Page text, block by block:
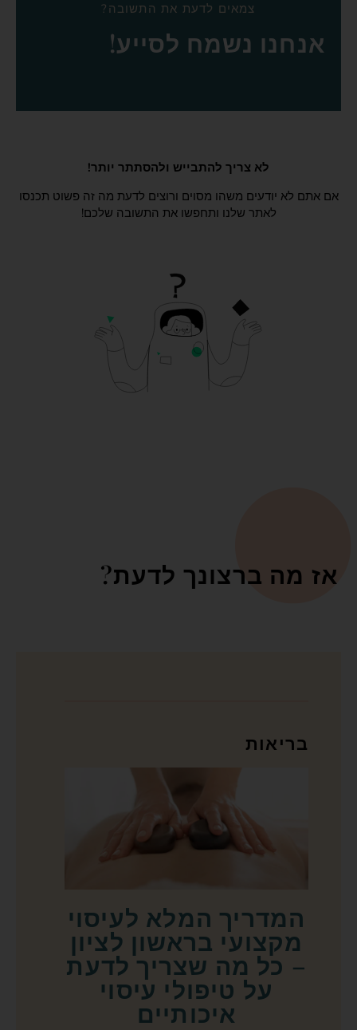
צמאים לדעת את התשובה?
אנחנו נשמח לסייע!
לא צריך להתבייש ולהסתתר יותר!
אם אתם לא יודעים משהו מסוים ורוצים לדעת מה זה פשוט תכנסו
לאתר שלנו ותחפשו את התשובה שלכם!
אז מה ברצונך לדעת?
בריאות
המדריך המלא לעיסוי
מקצועי בראשון לציון
– כל מה שצריך לדעת
על טיפולי עיסוי
איכותיים